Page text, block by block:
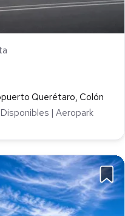
Querétaro, Colón
| Aeropark